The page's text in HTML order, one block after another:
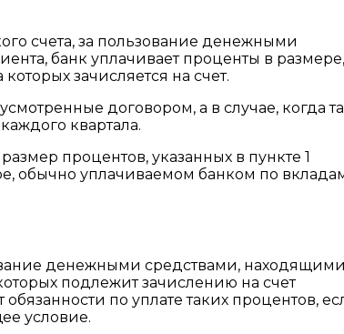
счета, за пользование денежными
банк уплачивает проценты в размере,
зачисляется на счет.
договором, а в случае, когда
квартала.
процентов, указанных в пункте 1
обычно уплачиваемом банком по
денежными средствами,
подлежит зачислению на счет
по уплате таких процентов,
условие.